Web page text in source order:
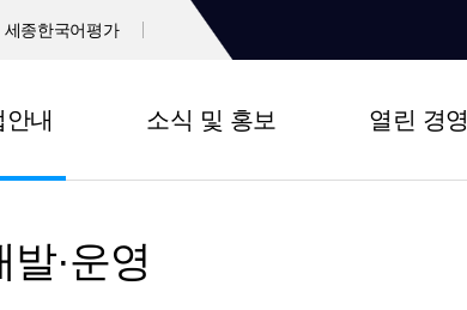
세종한국어평가
안내 소식 및 홍보 열린 경영
·운영